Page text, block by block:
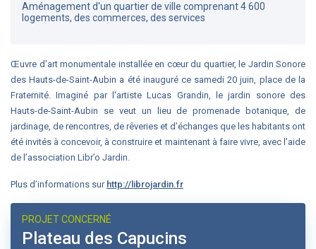
Aménagement d'un quartier de ville comprenant 4 600
logements, des commerces, des services
Œuvre d’art monumentale installée en cœur du quartier, le Jardin Sonore
des Hauts-de-Saint-Aubin a été inauguré ce samedi 20 juin, place de la
Fraternité. Imaginé par l'artiste Lucas Grandin, le jardin sonore des
Hauts-de-Saint-Aubin se veut un lieu de promenade botanique, de
jardinage, de rencontres, de rêveries et d’échanges que les habitants ont
été invités à concevoir, à construire et maintenant à faire vivre, avec l’aide
de l’association Libr’o Jardin.
Plus d’informations sur http://librojardin.fr
PROJET CONCERNÉ
Plateau des Capucins